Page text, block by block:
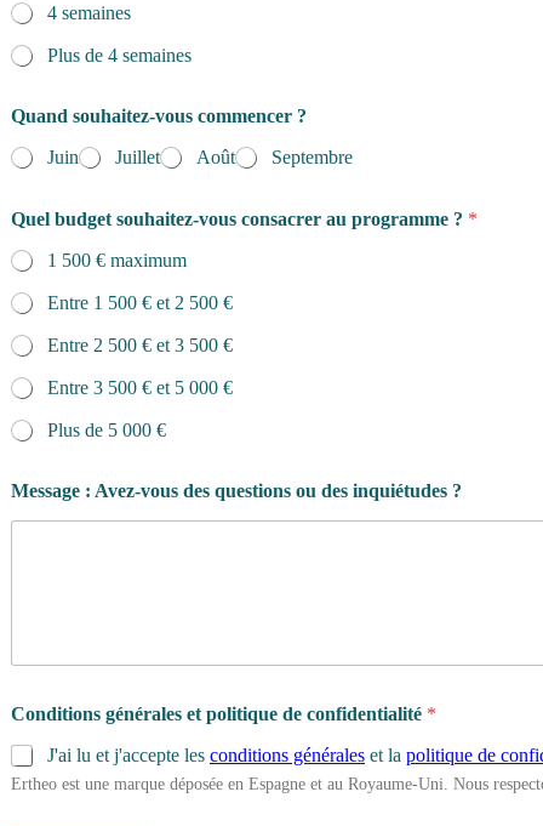
4 semaines
Plus de 4 semaines
Quand souhaitez-vous commencer ?
Juin
Juillet Août Septembre
Quel budget souhaitez-vous consacrer au programme ? *
1 500 € maximum
Entre 1 500 € et 2 500 €
Entre 2 500 € et 3 500 €
Entre 3 500 € et 5 000 €
Plus de 5 000 €
Message : Avez-vous des questions ou des inquiétudes ?
Conditions générales et politique de confidentialité *
J'ai lu et j'accepte les conditions générales et la politique de
Ertheo est une marque déposée en Espagne et au Royaume-Uni. Nous